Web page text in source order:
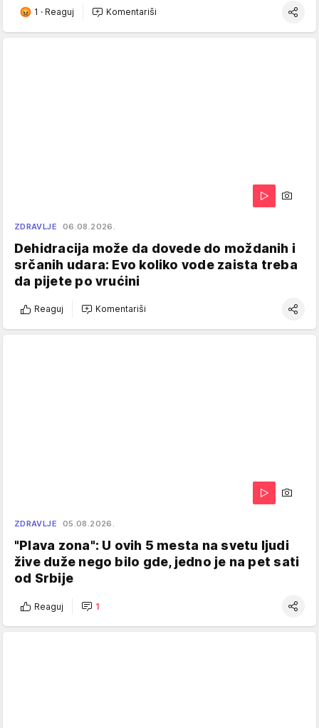
1 · Reaguj Komentariši
ZDRAVLJE 06.08.2026.
Dehidracija može da dovede do moždanih i
srčanih udara: Evo koliko vode zaista treba
da pijete po vrućini
Reaguj Komentariši
ZDRAVLJE 05.08.2026.
"Plava zona": U ovih 5 mesta na svetu ljudi
žive duže nego bilo gde, jedno je na pet sati
od Srbije
Reaguj 1